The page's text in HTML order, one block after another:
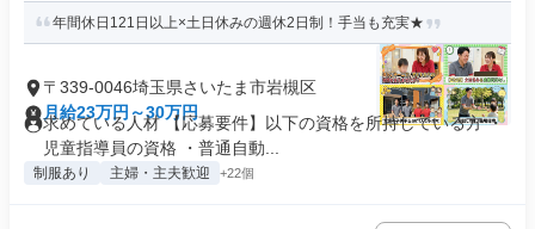
年間休日121日以上×土日休みの週休2日制！手当も充実★
〒339-0046埼玉県さいたま市岩槻区
月給23万円～30万円
求めている人材 【応募要件】以下の資格を所持している方 ・
児童指導員の資格 ・普通自動...
制服あり 主婦・主夫歓迎 +22個